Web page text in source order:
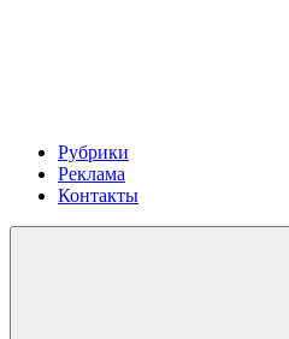
Рубрики
Реклама
Контакты